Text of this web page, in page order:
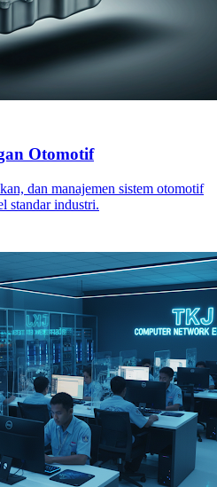
Otomotif
dan manajemen sistem otomotif
standar industri.